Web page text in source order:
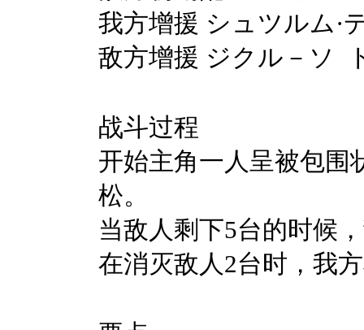
我方增援 シュツルム·
敌方增援 ジクル－ソ
战斗过程
开始主角一人呈被包围
松。
当敌人剩下5台的时候
在消灭敌人2台时，我